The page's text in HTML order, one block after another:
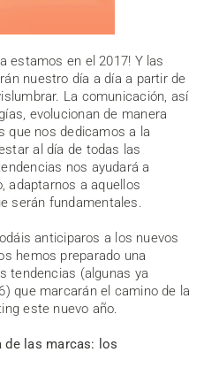
estamos en el 2017! Y las
nuestro día a día a partir de
La comunicación, así
evolucionan de manera
que nos dedicamos a la
al día de todas las
nos ayudará a
adaptarnos a aquellos
serán fundamentales.
anticiparos a los nuevos
hemos preparado una
tendencias (algunas ya
que marcarán el camino de la
este nuevo año.
de las marcas: los